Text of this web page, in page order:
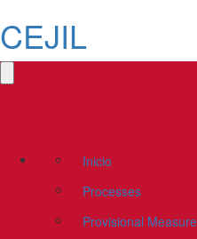
CEJIL
Inicio
Processes
Provisional Measure